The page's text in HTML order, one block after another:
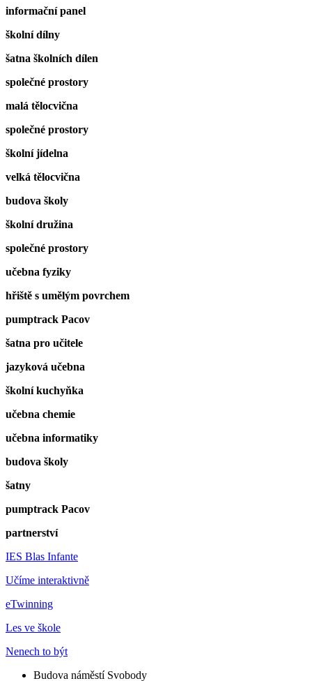
informační panel
školní dílny
šatna školních dílen
společné prostory
malá tělocvična
společné prostory
školní jídelna
velká tělocvična
budova školy
školní družina
společné prostory
učebna fyziky
hřiště s umělým povrchem
pumptrack Pacov
šatna pro učitele
jazyková učebna
školní kuchyňka
učebna chemie
učebna informatiky
budova školy
šatny
pumptrack Pacov
partnerství
IES Blas Infante
Učíme interaktivně
eTwinning
Les ve škole
Nenech to být
Budova náměstí Svobody